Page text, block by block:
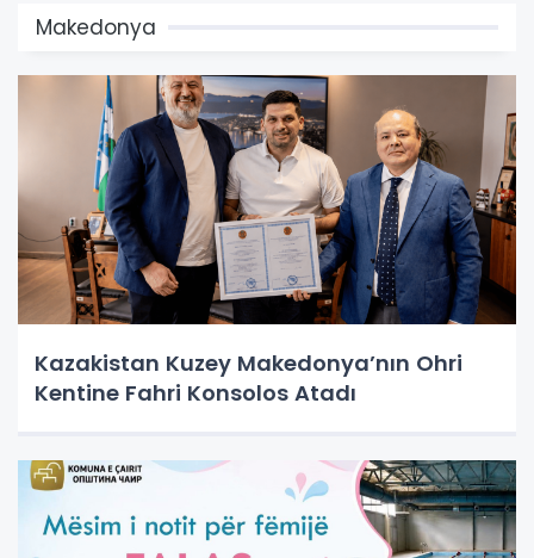
Makedonya
Kazakistan Kuzey Makedonya’nın Ohri
Kentine Fahri Konsolos Atadı